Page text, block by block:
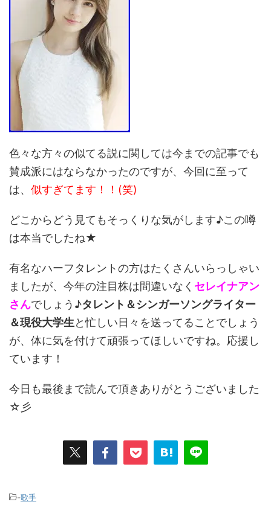
色々な方々の似てる説に関しては今までの記事でも
賛成派にはならなかったのですが、今回に至って
は、 似すぎてます！！(笑)
どこからどう見てもそっくりな気がします♪この噂
は本当でしたね★
有名なハーフタレントの方はたくさんいらっしゃい
ましたが、今年の注目株は間違いなく セレイナアン
さんでしょう♪タレント＆シンガーソングライター
＆現役大学生と忙しい日々を送ってることでしょう
が、体に気を付けて頑張ってほしいですね。応援し
ています！
今日も最後まで読んで頂きありがとうございました
☆彡
-歌手